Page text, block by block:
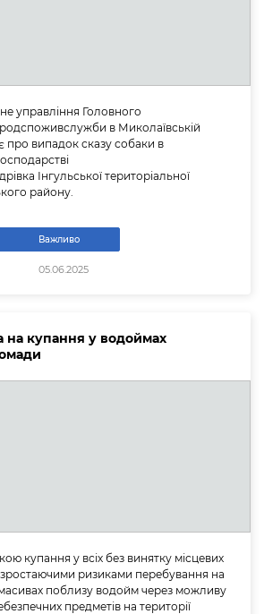
управління Головного
в Миколаївській
про випадок сказу собаки в
Інгульської територіальної
району.
Важливо
05.06.2025
на купання у водоймах
купання у всіх без винятку місцевих
ризиками перебування на
масивах поблизу водойм через можливу
предметів на території